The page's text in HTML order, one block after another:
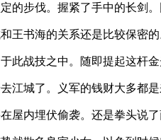
的步伐。握紧了手中的长剑
王书海的关系还是比较保密
此战技之中。随即提起这杆
江城了。义军的钱财大多都
屋内埋伏偷袭。还是拳头